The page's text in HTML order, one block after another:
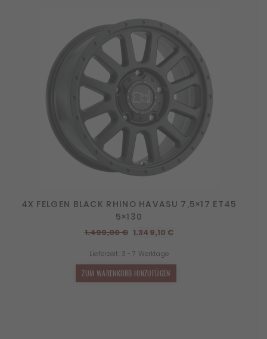
4X FELGEN BLACK RHINO HAVASU 7,5×17 ET45
5×130
1.499,00€ Ursprünglicher
war:
1.499,00 €
1.349,10€Aktueller
Lieferzeit: 3 - 7 Werktage
ZUM WARENKORB HINZUFÜGEN